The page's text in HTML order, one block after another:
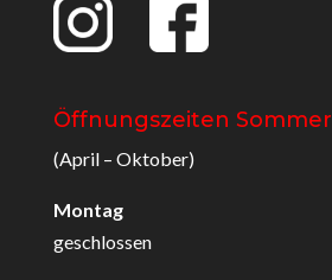
Öffnungszeiten Sommer
(April – Oktober)
Montag
geschlossen